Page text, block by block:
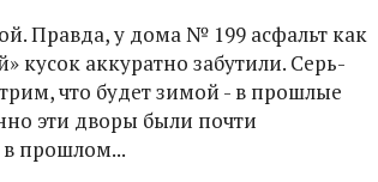
Правда, у дома № 199 асфальт как
кусок аккуратно забутили. Серь-
что будет зимой - в прошлые
эти дворы были почти
в прошлом...